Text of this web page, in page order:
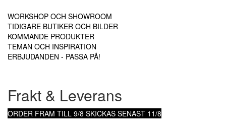
WORKSHOP OCH SHOWROOM
TIDIGARE BUTIKER OCH BILDER
KOMMANDE PRODUKTER
TEMAN OCH INSPIRATION
ERBJUDANDEN - PASSA PÅ!
Frakt & Leverans
ORDER FRAM TILL 9/8 SKICKAS SENAST 11/8